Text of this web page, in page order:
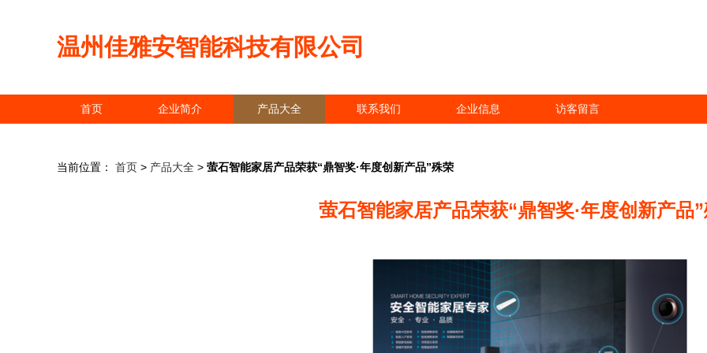
温州佳雅安智能科技有限公司
首页 企业简介 产品大全 联系我们 企业信息 访客留言
当前位置： 首页 > 产品大全 > 萤石智能家居产品荣获“鼎智奖·年度创新产品”殊荣
萤石智能家居产品荣获“鼎智奖·年度创新产品